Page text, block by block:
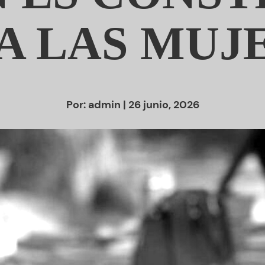
LAS
Por: admin | 26 junio, 2026